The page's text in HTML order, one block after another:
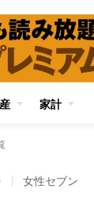
家計
女性セブン